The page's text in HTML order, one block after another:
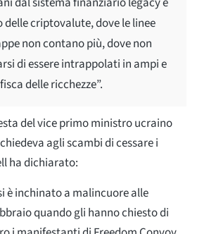
criptovalute, dove le linee
non contano più, dove non
di essere intrappolati in ampi e
delle ricchezze”.
del vice primo ministro ucraino
agli scambi di cessare i
ha dichiarato:
è inchinato a malincuore alle
quando gli hanno chiesto di